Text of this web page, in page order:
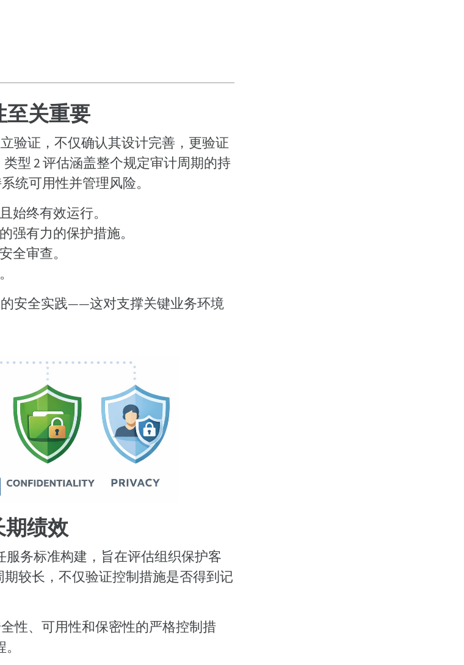
至关重要
验证，不仅确认其设计完善，更验证
型 2 评估涵盖整个规定审计周期的持
统可用性并管理风险。
始终有效运行。
强有力的保护措施。
全审查。
的安全实践——这对支撑关键业务环境
期绩效
服务标准构建，旨在评估组织保护客
较长，不仅验证控制措施是否得到记
性、可用性和保密性的严格控制措